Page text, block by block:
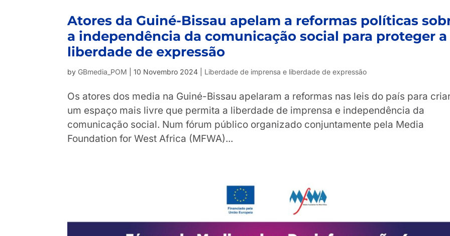
Atores da Guiné-Bissau apelam a reformas políticas
a independência da comunicação social para proteger a
liberdade de expressão
by GBmedia_POM |10 Novembro 2024 Liberdade de imprensa e liberdade de expressão
Os atores dos media na Guiné-Bissau apelaram a reformas nas leis do país para
um espaço mais livre que permita a liberdade de imprensa e independência da
comunicação social. Num fórum público organizado conjuntamente pela Media
Foundation for West Africa (MFWA)...